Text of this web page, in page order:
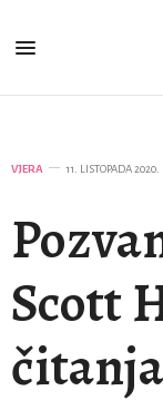
VJERA 11. LISTOPADA 2020.
Scott